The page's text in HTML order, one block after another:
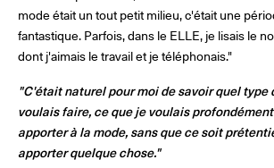
mode était un tout petit milieu, c'était une
fantastique. Parfois, dans le ELLE, je lisais le
dont j'aimais le travail et je téléphonais."
"C'était naturel pour moi de savoir quel type
voulais faire, ce que je voulais
apporter à la mode, sans que ce soit
apporter quelque chose."